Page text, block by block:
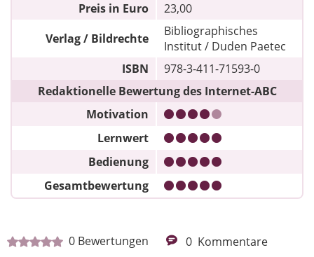
Preis in Euro
23,00
Verlag / Bildrechte
Bibliographisches
Institut / Duden Paetec
ISBN
978-3-411-71593-0
Redaktionelle Bewertung des Internet-ABC
Motivation
Lernwert
Bedienung
Gesamtbewertung
0 Bewertungen 0 Kommentare